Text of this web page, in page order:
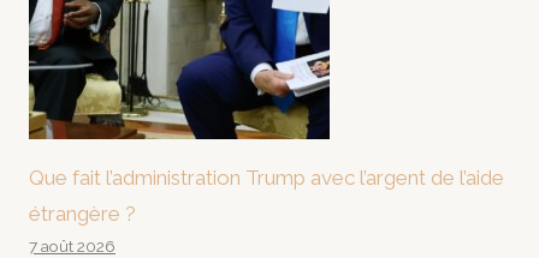
Que fait l’administration Trump avec l’argent de l’aide
étrangère ?
7 août 2026